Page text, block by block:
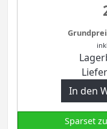
In den
Sparset